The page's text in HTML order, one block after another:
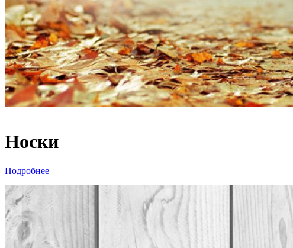
Носки
Подробнее